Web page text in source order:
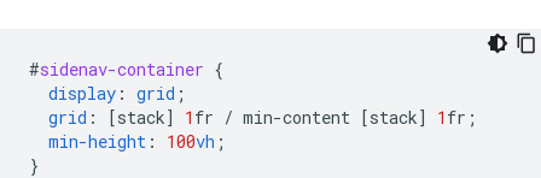
#sidenav-container {
display : grid ;
grid : [stack] 1 fr / min-content [stack] 1 fr ;
min-height : 100vh ;
}